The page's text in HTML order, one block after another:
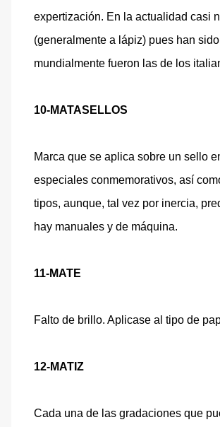
expertización. En la actualidad casi
(generalmente a lápiz) pues han
mundialmente fueron las de los
10-MATASELLOS
Marca que se aplica sobre un sello
especiales conmemorativos, así
tipos, aunque, tal vez por inercia,
hay manuales y de máquina.
11-MATE
Falto de brillo. Aplicase al tipo de
12-MATIZ
Cada una de las gradaciones que